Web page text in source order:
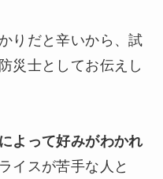
りだと辛いから、試
災士としてお伝えし
よって好みがわかれ
イスが苦手な人と